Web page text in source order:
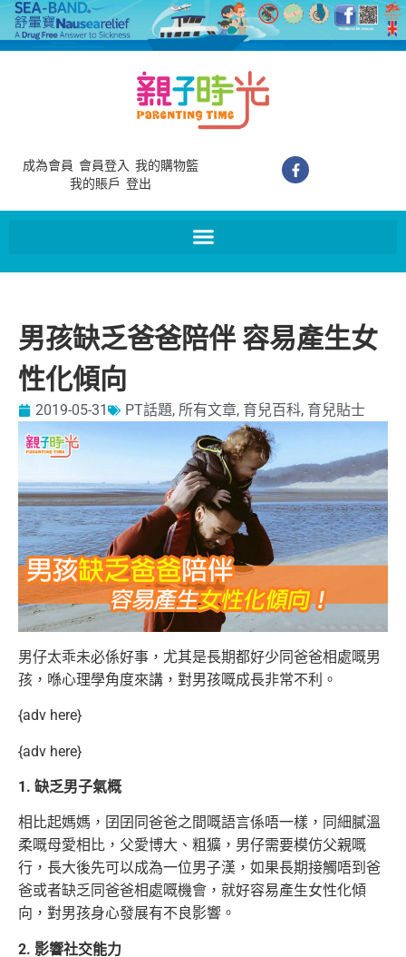
成為會員 會員登入 我的購物籃
我的賬戶 登出
男孩缺乏爸爸陪伴 容易產生女
性化傾向
2019-05-31 PT話題, 所有文章, 育兒百科, 育兒貼士
男仔太乖未必係好事，尤其是長期都好少同爸爸相處嘅男
孩，喺心理學角度來講，對男孩嘅成長非常不利。
{adv here}
{adv here}
1. 缺乏男子氣概
相比起媽媽，囝囝同爸爸之間嘅語言係唔一樣，同細膩溫
柔嘅母愛相比，父愛博大、粗獷，男仔需要模仿父親嘅
行，長大後先可以成為一位男子漢，如果長期接觸唔到爸
爸或者缺乏同爸爸相處嘅機會，就好容易產生女性化傾
向，對男孩身心發展有不良影響。
2. 影響社交能力